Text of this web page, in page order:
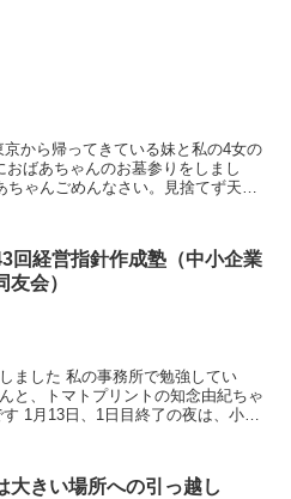
から帰ってきている妹と私の4女の
ばあちゃんのお墓参りをしまし
回経営指針作成塾（中小企業
友会）
ました 私の事務所で勉強してい
と、トマトプリントの知念由紀ちゃ
1月13日、1日目終了の夜は、小禄
大きい場所への引っ越し